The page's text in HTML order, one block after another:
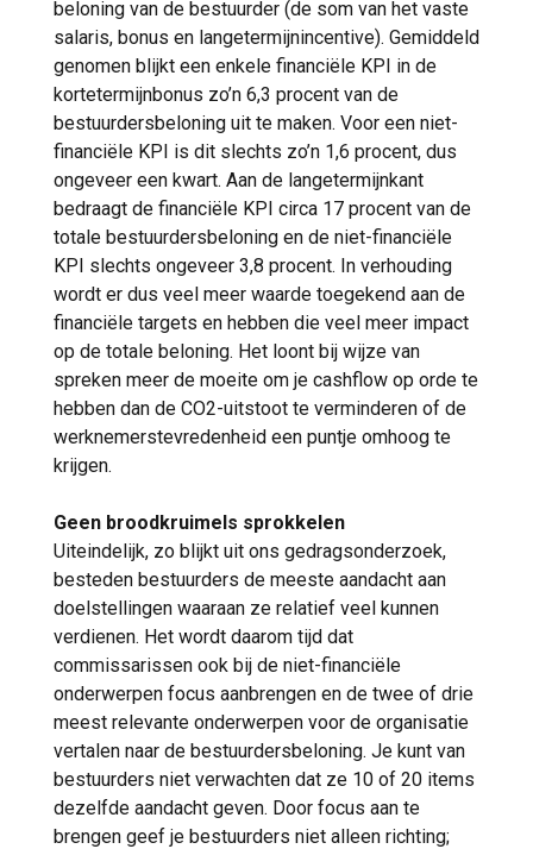
beloning van de bestuurder (de som van het vaste
salaris, bonus en langetermijnincentive). Gemiddeld
genomen blijkt een enkele financiële KPI in de
kortetermijnbonus zo’n 6,3 procent van de
bestuurdersbeloning uit te maken. Voor een niet-
financiële KPI is dit slechts zo’n 1,6 procent, dus
ongeveer een kwart. Aan de langetermijnkant
bedraagt de financiële KPI circa 17 procent van de
totale bestuurdersbeloning en de niet-financiële
KPI slechts ongeveer 3,8 procent. In verhouding
wordt er dus veel meer waarde toegekend aan de
financiële targets en hebben die veel meer impact
op de totale beloning. Het loont bij wijze van
spreken meer de moeite om je cashflow op orde te
hebben dan de CO2-uitstoot te verminderen of de
werknemerstevredenheid een puntje omhoog te
krijgen.
Geen broodkruimels sprokkelen
Uiteindelijk, zo blijkt uit ons gedragsonderzoek,
besteden bestuurders de meeste aandacht aan
doelstellingen waaraan ze relatief veel kunnen
verdienen. Het wordt daarom tijd dat
commissarissen ook bij de niet-financiële
onderwerpen focus aanbrengen en de twee of drie
meest relevante onderwerpen voor de organisatie
vertalen naar de bestuurdersbeloning. Je kunt van
bestuurders niet verwachten dat ze 10 of 20 items
dezelfde aandacht geven. Door focus aan te
brengen geef je bestuurders niet alleen richting;